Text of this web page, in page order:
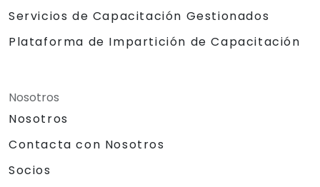
Servicios de Capacitación Gestionados
Plataforma de Impartición de Capacitación
Nosotros
Nosotros
Contacta con Nosotros
Socios